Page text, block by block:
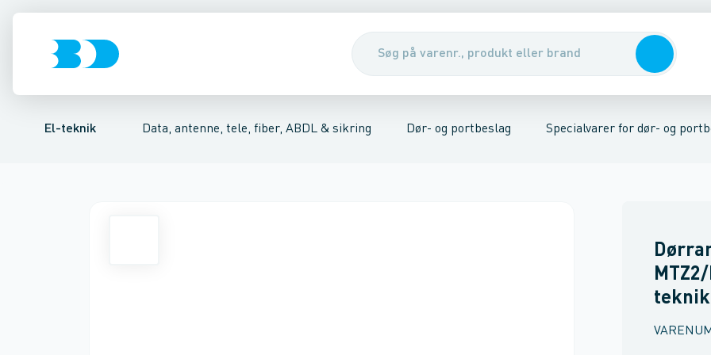
El-teknik Data, antenne, tele, fiber, ABDL & sikring
Afbrydere, stikkontakter & lampeudtag Forgreningsmateriel Kabler, rør & jording/udligningTavler, kabelskabe & DIN-
Dør- og portbeslag
Antenne og satellitsystemerKommunikationsteknik/komponenter og systemerData-og telekommunikation
Specialvarer for dør- og
Specialvarer for dør- og portbeslag
teknik